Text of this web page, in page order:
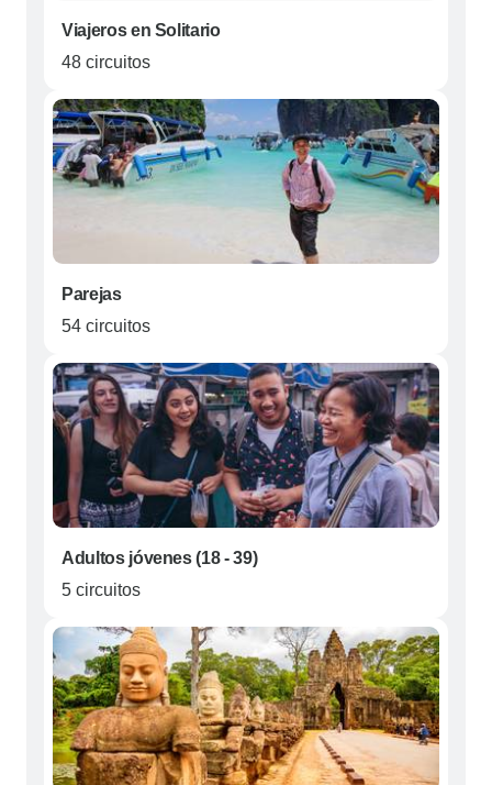
Viajeros en Solitario
48 circuitos
Parejas
54 circuitos
Adultos jóvenes (18 - 39)
5 circuitos